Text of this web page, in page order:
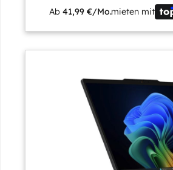
Ab41,99 €/Mo.mieten mit